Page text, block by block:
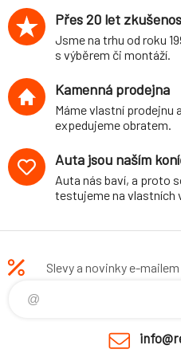
Přes 20 let
Jsme na trhu od roku
s výběrem či montáží.
Kamenná prodejna
Máme vlastní prodejnu
expedujeme obratem.
Auta jsou naším
Auta nás baví, a proto
testujeme na vlastních
Slevy a novinky e-mailem